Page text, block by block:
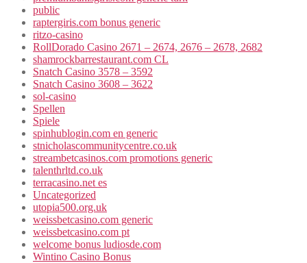
public
raptergiris.com bonus generic
ritzo-casino
RollDorado Casino 2671 – 2674, 2676 – 2678, 2682
shamrockbarrestaurant.com CL
Snatch Casino 3578 – 3592
Snatch Casino 3608 – 3622
sol-casino
Spellen
Spiele
spinhublogin.com en generic
stnicholascommunitycentre.co.uk
streambetcasinos.com promotions generic
talenthrltd.co.uk
terracasino.net es
Uncategorized
utopia500.org.uk
weissbetcasino.com generic
weissbetcasino.com pt
welcome bonus ludiosde.com
Wintino Casino Bonus